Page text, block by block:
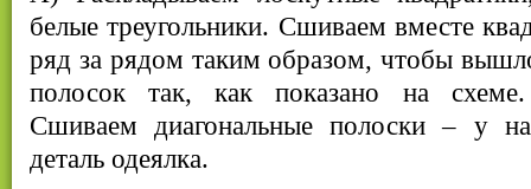
белые треугольники. Сшиваем вместе
ряд за рядом таким образом, чтобы
полосок так, как показано на
Сшиваем диагональные полоски – у
деталь одеялка.